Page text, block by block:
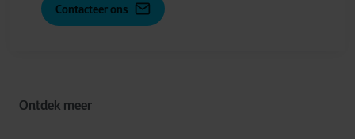
Ontdek meer
Contacteer ons